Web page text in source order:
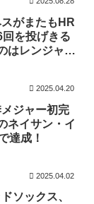
がまたもHR
を投げきる
はレンジャー
2025.04.20
ジャー初完
ネイサン・イ
達成！
2025.04.02
ソックス、